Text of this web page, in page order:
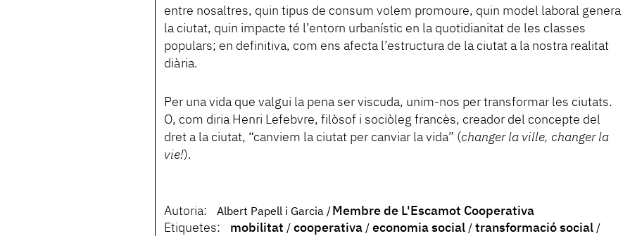
entre nosaltres, quin tipus de consum volem promoure, quin model laboral genera
la ciutat, quin impacte té l’entorn urbanístic en la quotidianitat de les classes
populars; en definitiva, com ens afecta l’estructura de la ciutat a la nostra realitat
diària.
Per una vida que valgui la pena ser viscuda, unim-nos per transformar les ciutats.
O, com diria Henri Lefebvre, filòsof i sociòleg francès, creador del concepte del
dret a la ciutat, “canviem la ciutat per canviar la vida” (changer la ville, changer la
vie!).
Autoria: Albert Papell i Garcia
Membre de L'Escamot Cooperativa
Etiquetes:
mobilitat cooperativa economia social
transformació social